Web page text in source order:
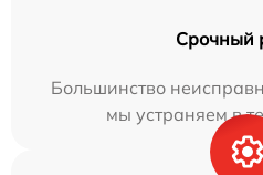
Срочный
Большинство
мы устраняем в